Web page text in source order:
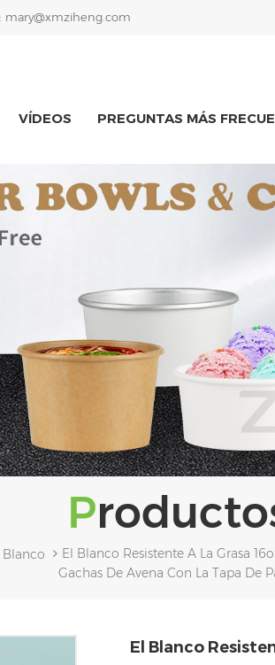
mary@xmziheng.com
VÍDEOS PREGUNTAS MÁS
Blanco
El Blanco Resistente A La Grasa
Gachas De Avena Con La Tapa De
El Blanco